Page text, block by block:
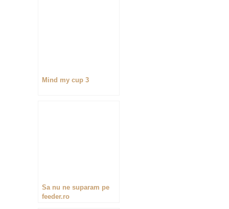
Mind my cup 3
Sa nu ne suparam pe
feeder.ro